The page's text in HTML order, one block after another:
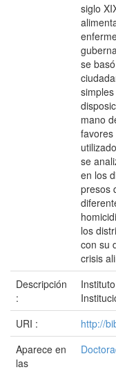
siglo
se
mano
se
en los
presos
los
con su
crisis
Descripción
:
URI :
http://
Aparece en
las